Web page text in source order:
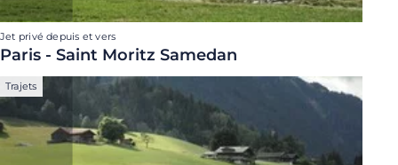
Jet privé depuis et vers
Paris - Saint Moritz Samedan
Trajets